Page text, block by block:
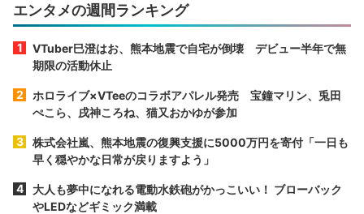
エンタメの週間ランキング
VTuber巳澄はお、熊本地震で自宅が倒壊 デビュー半年で無
期限の活動休止
ホロライブ×VTeeのコラボアパレル発売 宝鐘マリン、兎田
ぺこら、戌神ころね、猫又おかゆが参加
株式会社嵐、熊本地震の復興支援に5000万円を寄付「一日も
早く穏やかな日常が戻りますよう」
大人も夢中になれる電動水鉄砲がかっこいい！ ブローバック
やLEDなどギミック満載